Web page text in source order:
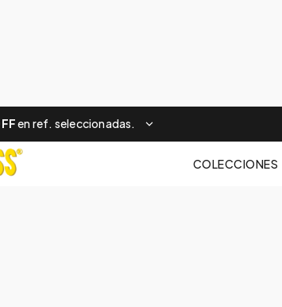
en ref. seleccionadas.
COLECCIONES